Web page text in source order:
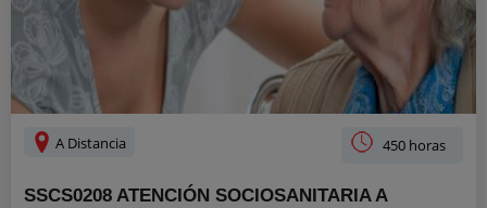
A Distancia 450 horas
SSCS0208 ATENCIÓN SOCIOSANITARIA A